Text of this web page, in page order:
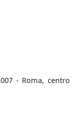
- Roma, centro